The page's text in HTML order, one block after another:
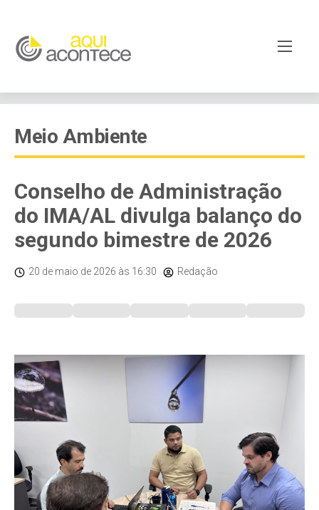
Meio Ambiente
Conselho de Administração
do IMA/AL divulga balanço do
segundo bimestre de 2026
20 de maio de 2026 às 16:30 Redação